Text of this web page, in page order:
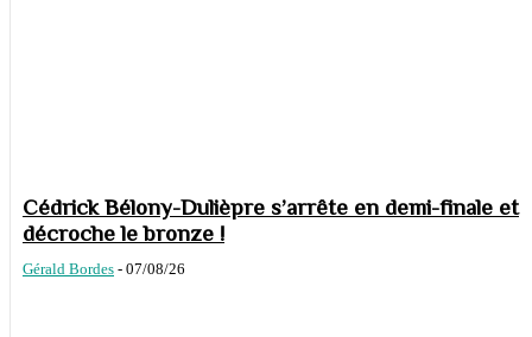
Cédrick Bélony-Dulièpre s’arrête en demi-finale et
décroche le bronze !
Gérald Bordes - 07/08/26